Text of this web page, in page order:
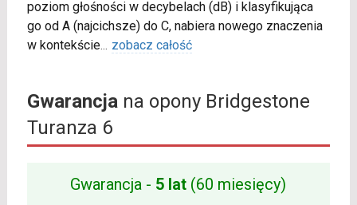
poziom głośności w decybelach (dB) i klasyfikująca
go od A (najcichsze) do C, nabiera nowego znaczenia
w kontekście... zobacz całość
Gwarancjana opony Bridgestone
Turanza 6
Gwarancja - 5 lat (60 miesięcy)